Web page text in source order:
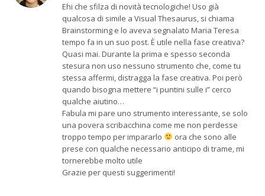
Ehi che sfilza di novità tecnologiche! Uso già
qualcosa di simile a Visual Thesaurus, si chiama
Brainstorming e lo aveva segnalato Maria Teresa
tempo fa in un suo post. È utile nella fase creativa?
Quasi mai. Durante la prima e spesso seconda
stesura non uso nessuno strumento che, come tu
stessa affermi, distragga la fase creativa. Poi però
quando bisogna mettere “i puntini sulle i” cerco
qualche aiutino…
Fabula mi pare uno strumento interessante, se solo
una povera scribacchina come me non perdesse
troppo tempo per impararlo
ora che sono alle
prese con qualche necessario anticipo di trame, mi
tornerebbe molto utile
Grazie per questi suggerimenti!